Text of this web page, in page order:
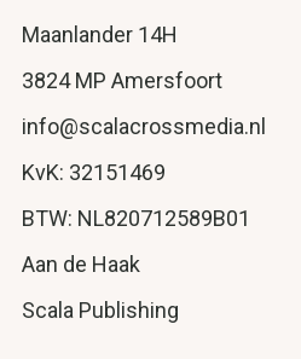
Maanlander 14H
3824 MP Amersfoort
info@scalacrossmedia.nl
KvK: 32151469
BTW: NL820712589B01
Aan de Haak
Scala Publishing